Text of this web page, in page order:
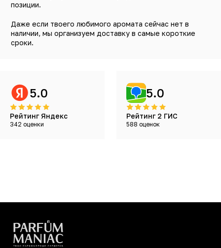
позиции.
Даже если твоего любимого аромата сейчас нет в
наличии, мы организуем доставку в самые короткие
сроки.
5.0
Рейтинг Яндекс
342 оценки
5.0
Рейтинг 2 ГИС
588 оценок